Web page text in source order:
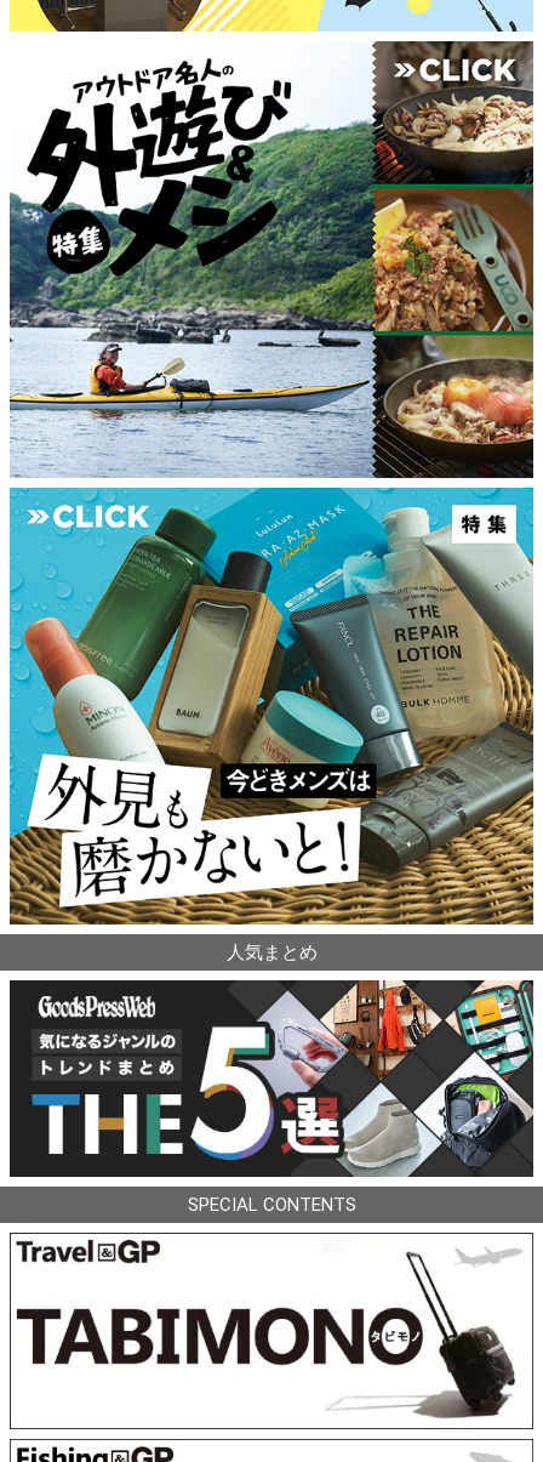
人気まとめ
SPECIAL CONTENTS